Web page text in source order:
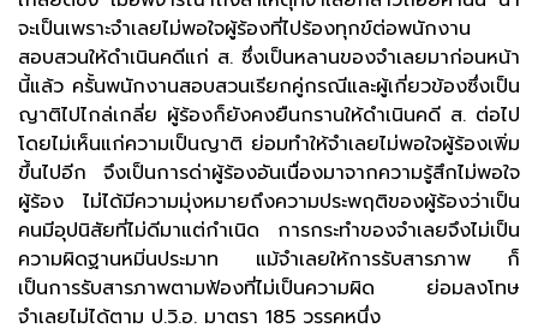
จะเป็นเพราะจำเลยไม่พอใจผู้ร้องที่ไปร้องทุกข์ต่อพนักงาน
สอบสวนให้ดำเนินคดีแก่ ส. ซึ่งเป็นหลานของจำเลยมาก่อนหน้า
นี้แล้ว ครั้นพนักงานสอบสวนเรียกคู่กรณีและผู้เกี่ยวข้องซึ่งเป็น
ญาติไปไกล่เกลี่ย ผู้ร้องก็ยังคงยืนกรานให้ดำเนินคดี ส. ต่อไป
โดยไม่เห็นแก่ความเป็นญาติ ย่อมทำให้จำเลยไม่พอใจผู้ร้องเพิ่ม
ขึ้นไปอีก จึงเป็นการด่าผู้ร้องอันเนื่องมาจากความรู้สึกไม่พอใจ
ผู้ร้อง ไม่ได้มีความมุ่งหมายถึงความประพฤติของผู้ร้องว่าเป็น
คนมีอุปนิสัยที่ไม่ดีมาแต่กำเนิด การกระทำของจำเลยจึงไม่เป็น
ความผิดฐานหมิ่นประมาท แม้จำเลยให้การรับสารภาพ ก็
เป็นการรับสารภาพตามฟ้องที่ไม่เป็นความผิด ย่อมลงโทษ
จำเลยไม่ได้ตาม ป.วิ.อ. มาตรา 185 วรรคหนึ่ง